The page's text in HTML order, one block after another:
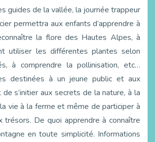
guides de la vallée, la journée trappeur
permettra aux enfants d’apprendre à
la flore des Hautes Alpes, à
utiliser les différentes plantes selon
à comprendre la pollinisation, etc…
destinées à un jeune public et aux
s’initier aux secrets de la nature, à la
vie à la ferme et même de participer à
trésors. De quoi apprendre à connaître
en toute simplicité. Informations